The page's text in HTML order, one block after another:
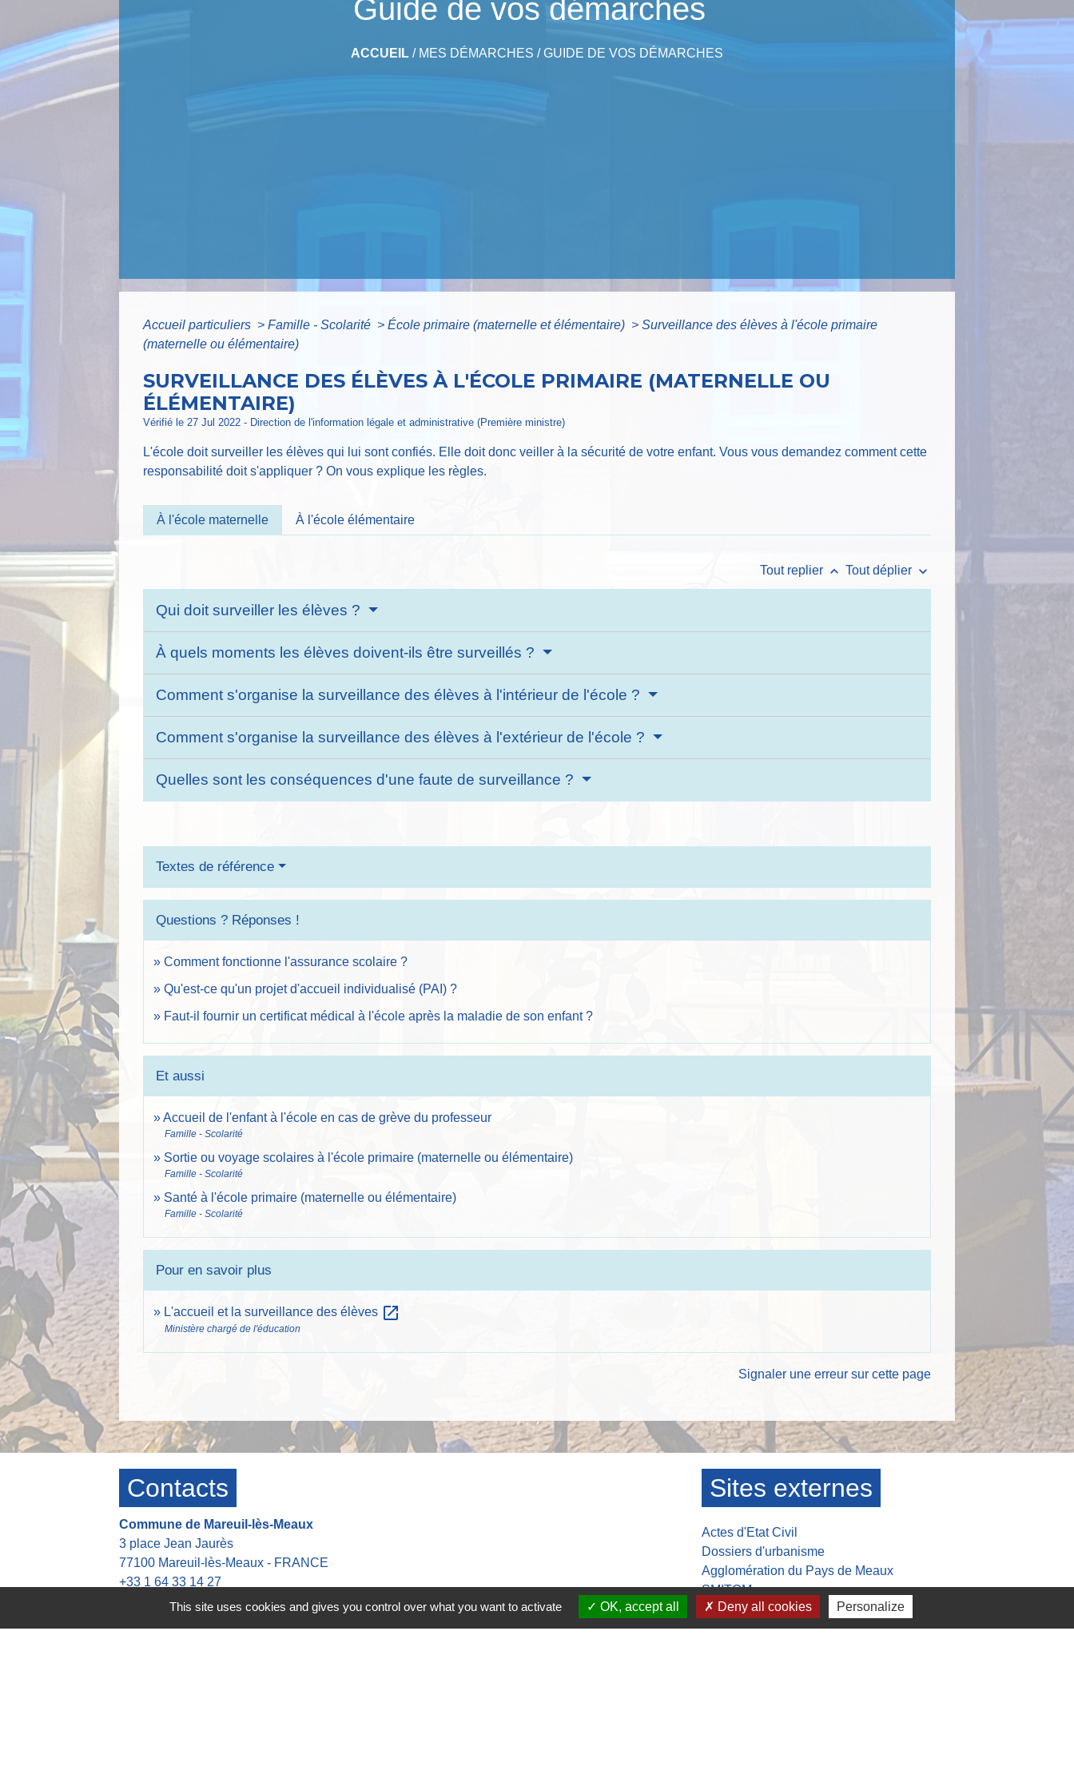
Guide de vos démarches
ACCUEIL / MES DÉMARCHES /GUIDE DE VOS DÉMARCHES
Accueil particuliers > Famille - Scolarité > École primaire (maternelle et élémentaire) > Surveillance des élèves à l'école primaire
(maternelle ou élémentaire)
SURVEILLANCE DES ÉLÈVES À L'ÉCOLE PRIMAIRE (MATERNELLE OU
ÉLÉMENTAIRE)
Vérifié le 27 Jul 2022 - Direction de l'information légale et administrative (Première ministre)
L'école doit surveiller les élèves qui lui sont confiés. Elle doit donc veiller à la sécurité de votre enfant. Vous vous demandez comment cette
responsabilité doit s'appliquer ? On vous explique les règles.
À l'école maternelle À l'école élémentaire
Tout replier keyboard_arrow_up Tout déplier keyboard_arrow_down
Qui doit surveiller les élèves ?
À quels moments les élèves doivent-ils être surveillés ?
Comment s'organise la surveillance des élèves à l'intérieur de l'école ?
Comment s'organise la surveillance des élèves à l'extérieur de l'école ?
Quelles sont les conséquences d'une faute de surveillance ?
Textes de référence
Questions ? Réponses !
Comment fonctionne l'assurance scolaire ?
Qu'est-ce qu'un projet d'accueil individualisé (PAI) ?
Faut-il fournir un certificat médical à l'école après la maladie de son enfant ?
Et aussi
Accueil de l'enfant à l'école en cas de grève du professeur
Famille - Scolarité
Sortie ou voyage scolaires à l'école primaire (maternelle ou élémentaire)
Famille - Scolarité
Santé à l'école primaire (maternelle ou élémentaire)
Famille - Scolarité
Pour en savoir plus
L'accueil et la surveillance des élèves open_in_new
Ministère chargé de l'éducation
Signaler une erreur sur cette page
Contacts
Commune de Mareuil-lès-Meaux
3 place Jean Jaurès
77100 Mareuil-lès-Meaux - FRANCE
+33 1 64 33 14 27
Contact par formulaire
Sites externes
Actes d'Etat Civil
Dossiers d'urbanisme
Agglomération du Pays de Meaux
SMITOM
Musée de la Grande guerre
This site uses cookies and gives you control over what you want to activate OK, accept all Deny all cookies Personalize